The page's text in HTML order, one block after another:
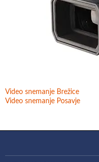
Video snemanje Brežice
Video snemanje Posavje